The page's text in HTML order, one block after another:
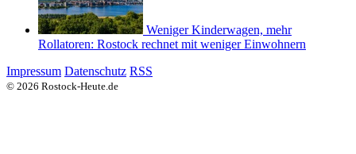
Weniger Kinderwagen, mehr
Rollatoren: Rostock rechnet mit weniger Einwohnern
Impressum Datenschutz RSS
© 2026 Rostock-Heute.de